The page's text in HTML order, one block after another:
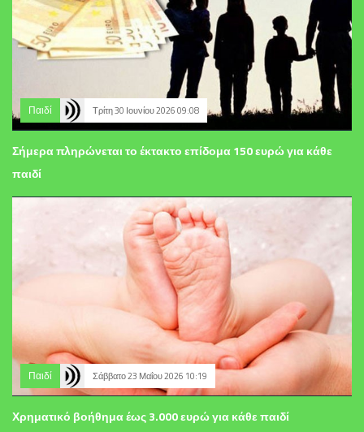
Παιδί Τρίτη 30 Ιουνίου 2026 09:08
Σήμερα πληρώνεται το έκτακτο επίδομα 150 ευρώ για κάθε
παιδί
Παιδί Σάββατο 23 Μαΐου 2026 10:19
Χρηματικό βοήθημα έως 3.000 ευρώ για κάθε παιδί